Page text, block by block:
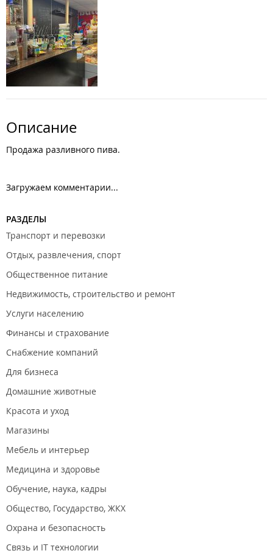
Описание
Продажа разливного пива.
Загружаем комментарии...
РАЗДЕЛЫ
Транспорт и перевозки
Отдых, развлечения, спорт
Общественное питание
Недвижимость, строительство и ремонт
Услуги населению
Финансы и страхование
Снабжение компаний
Для бизнеса
Домашние животные
Красота и уход
Магазины
Мебель и интерьер
Медицина и здоровье
Обучение, наука, кадры
Общество, Государство, ЖКХ
Охрана и безопасность
Связь и IT технологии